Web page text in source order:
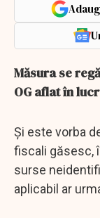
Măsura se
OG aflat în
Și este vorba
fiscali găsesc,
surse
aplicabil ar